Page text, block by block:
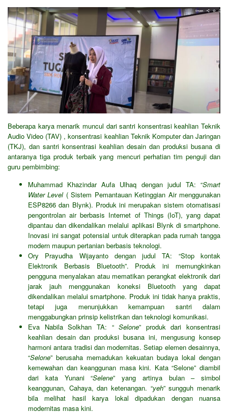
Beberapa karya menarik muncul dari santri konsentrasi keahlian Teknik
Audio Video (TAV) , konsentrasi keahlian Teknik Komputer dan Jaringan
(TKJ), dan santri konsentrasi keahlian desain dan produksi busana di
antaranya tiga produk terbaik yang mencuri perhatian tim penguji dan
guru pembimbing:
Muhammad Khazindar Aufa Ulhaq dengan judul TA: “Smart
Water Level ( Sistem Pemantauan Ketinggian Air menggunakan
ESP8266 dan Blynk). Produk ini merupakan sistem otomatisasi
pengontrolan air berbasis Internet of Things (IoT), yang dapat
dipantau dan dikendalikan melalui aplikasi Blynk di smartphone.
Inovasi ini sangat potensial untuk diterapkan pada rumah tangga
modern maupun pertanian berbasis teknologi.
Ory Prayudha Wijayanto dengan judul TA: “Stop kontak
Elektronik Berbasis Bluetooth”. Produk ini memungkinkan
pengguna menyalakan atau mematikan perangkat elektronik dari
jarak jauh menggunakan koneksi Bluetooth yang dapat
dikendalikan melalui smartphone. Produk ini tidak hanya praktis,
tetapi juga menunjukkan kemampuan santri dalam
menggabungkan prinsip kelistrikan dan teknologi komunikasi.
Eva Nabila Solkhan TA: “Selone” produk dari konsentrasi
keahlian desain dan produksi busana ini, mengusung konsep
harmoni antara tradisi dan modernitas. Setiap elemen desainnya,
“Selone” berusaha memadukan kekuatan budaya lokal dengan
kemewahan dan keanggunan masa kini. Kata “Selone” diambil
dari kata Yunani “Selene” yang artinya bulan – simbol
keanggunan, Cahaya, dan ketenangan. “yeh” sungguh menarik
bila melihat hasil karya lokal dipadukan dengan nuansa
modernitas masa kini.